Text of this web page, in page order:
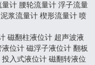
量计 腰轮流量计 浮子流量
泥浆流量计 楔形流量计 喷
磁翻柱液位计 超声波液
液位计 磁浮子液位计 翻板
投入式液位计 磁翻转液位